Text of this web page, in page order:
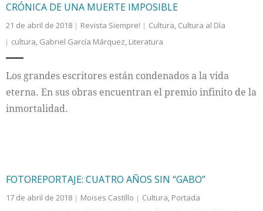
CRÓNICA DE UNA MUERTE IMPOSIBLE
21 de abril de 2018 Revista Siempre! Cultura, Cultura al Día
cultura, Gabriel García Márquez, Literatura
Los grandes escritores están condenados a la vida
eterna. En sus obras encuentran el premio infinito de la
inmortalidad.
FOTOREPORTAJE: CUATRO AÑOS SIN “GABO”
17 de abril de 2018 Moises Castillo Cultura, Portada